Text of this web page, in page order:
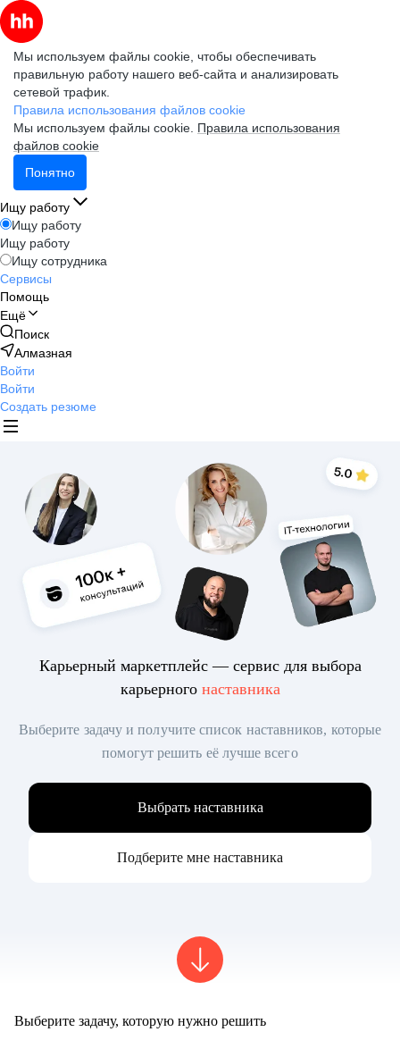
Мы используем файлы cookie, чтобы обеспечивать
правильную работу нашего веб-сайта и анализировать
сетевой трафик.
Правила использования файлов cookie
Мы используем файлы cookie. Правила использования
файлов cookie
Понятно
Ищу работу
Ищу работу
Ищу работу
Ищу сотрудника
Сервисы
Помощь
Ещё
Поиск
Алмазная
Войти
Войти
Создать резюме
Карьерный маркетплейс — сервис для выбора
карьерного наставника
Выберите задачу и получите список наставников, которые
помогут решить её лучше всего
Выбрать наставника
Подберите мне наставника
Выберите задачу, которую нужно решить